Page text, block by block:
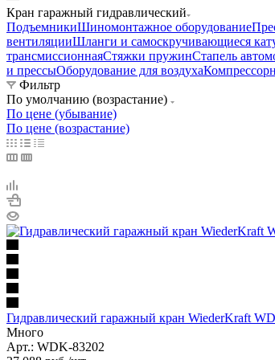
Кран гаражный гидравлический
ПодъемникиШиномонтажное оборудование
вентиляцииШланги и самоскручивающиеся
трансмиссионнаяСтяжки пружинСтапель
и прессыОборудование для воздуха
Фильтр
По умолчанию (возрастание)
По цене (убывание)
По цене (возрастание)
Гидравлический гаражный кран WiederKraft
Много
Арт.: WDK-83202